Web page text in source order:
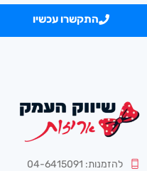
התקשרו עכשיו
להזמנות: 04-6415091